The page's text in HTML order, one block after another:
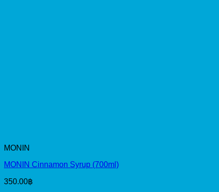
MONIN
MONIN Cinnamon Syrup (700ml)
350.00฿